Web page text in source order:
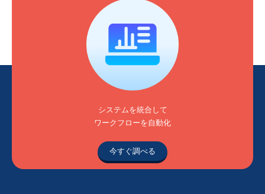
システムを統合して
ワークフローを自動化
今すぐ調べる